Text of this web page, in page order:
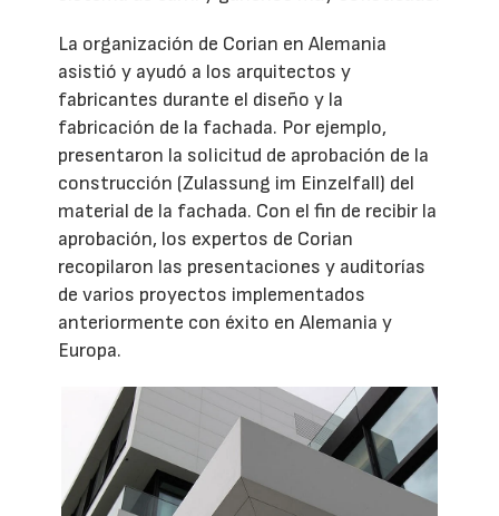
La organización de Corian en Alemania
asistió y ayudó a los arquitectos y
fabricantes durante el diseño y la
fabricación de la fachada. Por ejemplo,
presentaron la solicitud de aprobación de la
construcción (Zulassung im Einzelfall) del
material de la fachada. Con el fin de recibir la
aprobación, los expertos de Corian
recopilaron las presentaciones y auditorías
de varios proyectos implementados
anteriormente con éxito en Alemania y
Europa.